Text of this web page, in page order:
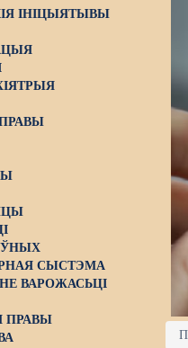
ІНІЦЫЯТЫВЫ
СЫСТЭМА
ВАРОЖАСЬЦІ
ПРАВЫ